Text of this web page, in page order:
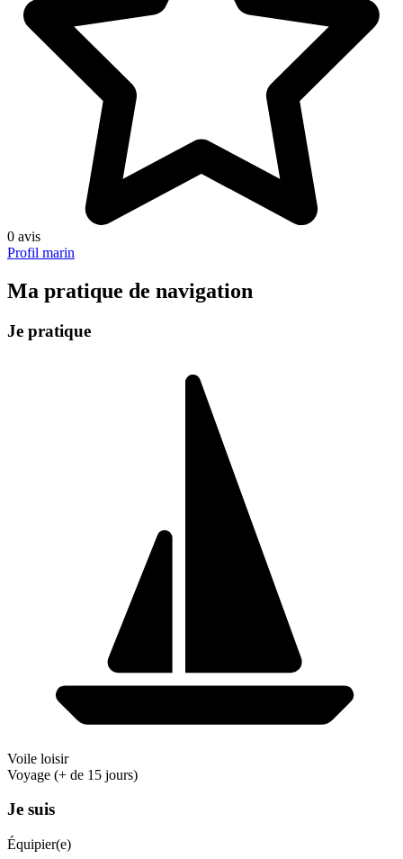
0 avis
Profil marin
Ma pratique de navigation
Je pratique
Voile loisir
Voyage (+ de 15 jours)
Je suis
Équipier(e)